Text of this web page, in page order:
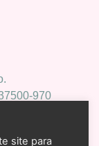
970
site para